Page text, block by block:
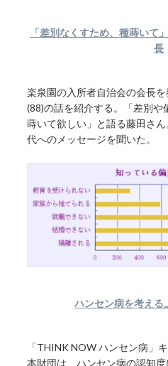
「差別なくすため、種蒔い
長
楽泉園の入所者自治会の会長
(88)の話を紹介する。「差別や
蒔いて欲しい」と語る藤田さ
代へのメッセージを聞いた。
ハンセン病を考える
「THINK NOW ハンセン病」
本財団は、ハンセン病の認知